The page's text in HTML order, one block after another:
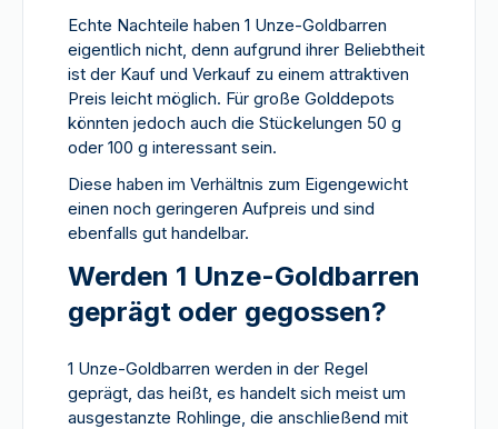
Echte Nachteile haben 1 Unze-Goldbarren
eigentlich nicht, denn aufgrund ihrer Beliebtheit
ist der Kauf und Verkauf zu einem attraktiven
Preis leicht möglich. Für große Golddepots
könnten jedoch auch die Stückelungen 50 g
oder 100 g interessant sein.
Diese haben im Verhältnis zum Eigengewicht
einen noch geringeren Aufpreis und sind
ebenfalls gut handelbar.
Werden 1 Unze-Goldbarren
geprägt oder gegossen?
1 Unze-Goldbarren werden in der Regel
geprägt, das heißt, es handelt sich meist um
ausgestanzte Rohlinge, die anschließend mit